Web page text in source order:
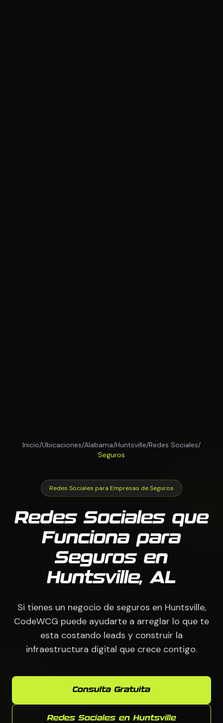
Inicio/Ubicaciones/Alabama/Huntsville/Redes Sociales/
Seguros
Redes Sociales para Empresas de Seguros
Redes Sociales que
Funciona para
Seguros en
Huntsville, AL
Si tienes un negocio de seguros en Huntsville,
CodeWCG puede ayudarte a arreglar lo que te
esta costando leads y construir la
infraestructura digital que crece contigo.
Consulta Gratuita
Redes Sociales en Huntsville